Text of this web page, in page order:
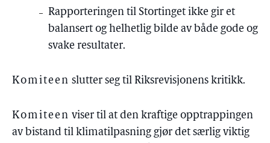
Rapporteringen til Stortinget ikke gir et
balansert og helhetlig bilde av både gode og
svake resultater.
Komiteen slutter seg til Riksrevisjonens kritikk.
Komiteen viser til at den kraftige opptrappingen
av bistand til klimatilpasning gjør det særlig viktig